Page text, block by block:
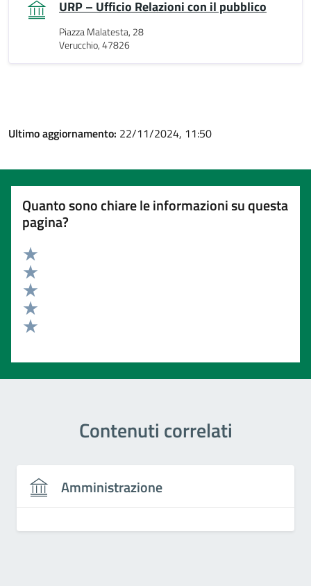
URP – Ufficio Relazioni con il pubblico
Piazza Malatesta, 28
Verucchio, 47826
Ultimo aggiornamento: 22/11/2024, 11:50
Quanto sono chiare le informazioni su questa
pagina?
Valuta 5 stelle su 5
Valuta 4 stelle su 5
Valuta 3 stelle su 5
Valuta 2 stelle su 5
Contenuti correlati
Amministrazione